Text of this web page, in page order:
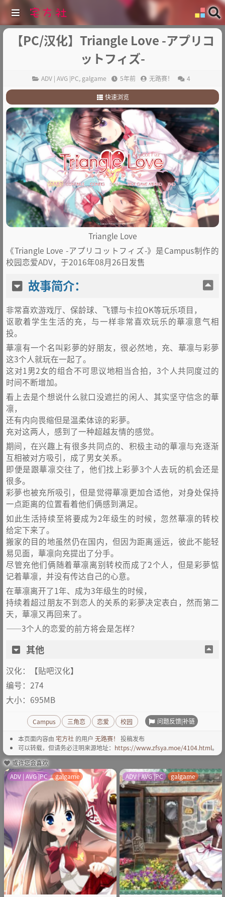
【PC/汉化】Triangle Love -アプリコ
ットフィズ-
ADV | AVG |PC, galgame 5年前 无路赛！ 4
快速浏览
1.故事简介：
2. 其他
Triangle Love
《Triangle Love -アプリコットフィズ-》是Campus制作的
校园恋爱ADV，于2016年08月26日发售
故事简介：
非常喜欢游戏厅、保龄球、飞镖与卡拉OK等玩乐项目，
讴歌着学生生活的充，与一样非常喜欢玩乐的華凛意气相
投。
華凛有一个名叫彩夢的好朋友，很必然地，充、華凛与彩夢
这3个人就玩在一起了。
这对1男2女的组合不可思议地相当合拍，3个人共同度过的
时间不断增加。
看上去是个想说什么就口没遮拦的闲人、其实坚守信念的華
凛，
还有内向畏缩但是温柔体谅的彩夢。
充对这两人，感到了一种超越友情的感觉。
期间，在兴趣上有很多共同点的、积极主动的華凛与充逐渐
互相被对方吸引，成了男女关系。
即便是跟華凛交往了，他们找上彩夢3个人去玩的机会还是
很多。
彩夢也被充所吸引，但是觉得華凛更加合适他，对身处保持
一点距离的位置看着他们俩感到满足。
如此生活持续至将要成为2年级生的时候，忽然華凛的转校
给定下来了。
搬家的目的地虽然仍在国内，但因为距离遥远，彼此不能轻
易见面，華凛向充提出了分手。
尽管充他们俩随着華凛离别转校而成了2个人，但是彩夢惦
记着華凛，并没有传达自己的心意。
在華凛离开了1年、成为3年级生的时候，
持续着超过朋友不到恋人的关系的彩夢决定表白，然而第二
天，華凛又再回来了。
——3个人的恋爱的前方将会是怎样？
其他
汉化：【贴吧汉化】
编号：274
大小：695MB
Campus 三角恋 恋爱 校园 问题反馈|补链
本页面内容由 宅方社 的用户 无路赛！
投稿发布
可以转载，但请务必注明来源地址： https://www.zfsya.moe/4104.html。
或许您会喜欢
ADV | AVG |PC galgame ADV | AVG |PC galgame